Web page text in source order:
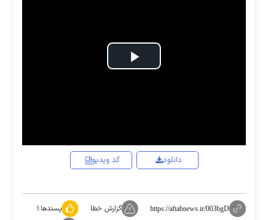
Play
کد ویدیو دانلود
https://aftabnews.ir/003bgD گزارش خطا پسندها:۱